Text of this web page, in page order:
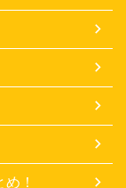
！